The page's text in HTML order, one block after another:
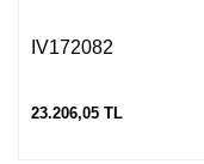
IV172082
23.206,05 TL